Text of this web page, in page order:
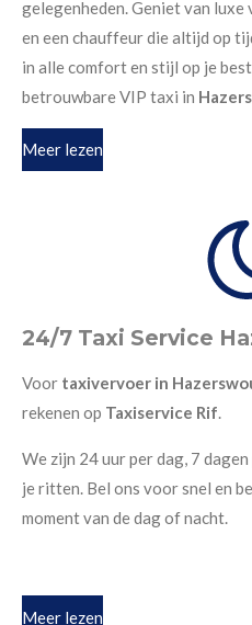
gelegenheden. Geniet van
en een chauffeur die altijd op
in alle comfort en stijl op je
betrouwbare VIP taxi in
Meer lezen
24/7 Taxi Service
Voor taxivervoer in
rekenen op Taxiservice Rif.
We zijn 24 uur per dag, 7
je ritten. Bel ons voor snel en
moment van de dag of nacht.
Meer lezen